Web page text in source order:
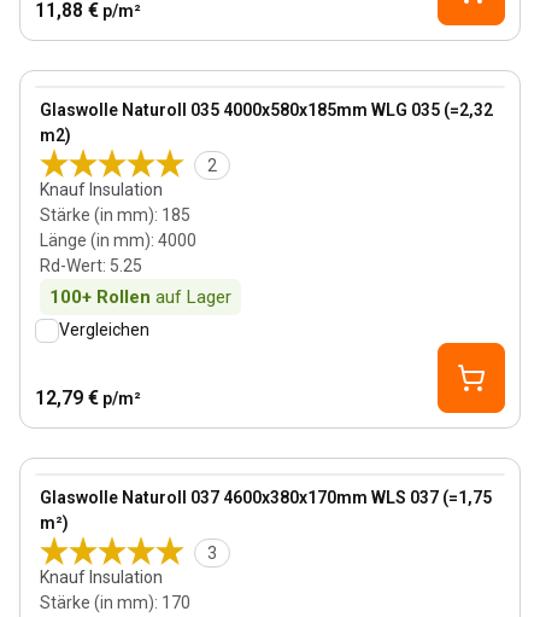
11,88 € p/m²
Glaswolle Naturoll 035 4000x580x185mm WLG 035 (=2,32
m2)
2
Knauf Insulation
Stärke (in mm): 185
Länge (in mm): 4000
Rd-Wert: 5.25
100+ Rollen auf Lager
View product
Vergleichen
12,79 € p/m²
Glaswolle Naturoll 037 4600x380x170mm WLS 037 (=1,75
m²)
3
Knauf Insulation
Stärke (in mm): 170
View product